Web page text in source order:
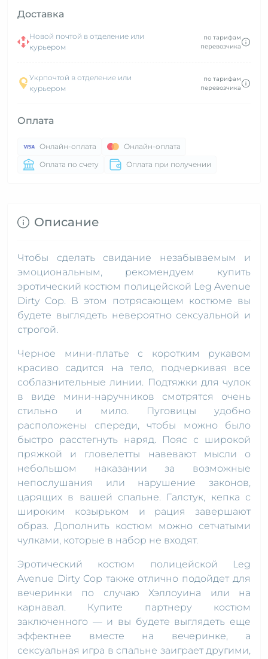
Доставка
Новой почтой в отделение или
курьером
по тарифам
перевозчика
Укрпочтой в отделение или
курьером
по тарифам
перевозчика
Оплата
Онлайн-оплата
Онлайн-оплата
Оплата по счету
Оплата при получении
Описание
Чтобы сделать свидание незабываемым и
эмоциональным, рекомендуем купить
эротический костюм полицейской Leg Avenue
Dirty Cop. В этом потрясающем костюме вы
будете выглядеть невероятно сексуальной и
строгой.
Черное мини-платье с коротким рукавом
красиво садится на тело, подчеркивая все
соблазнительные линии. Подтяжки для чулок
в виде мини-наручников смотрятся очень
стильно и мило. Пуговицы удобно
расположены спереди, чтобы можно было
быстро расстегнуть наряд. Пояс с широкой
пряжкой и гловелетты навевают мысли о
небольшом наказании за возможные
непослушания или нарушение законов,
царящих в вашей спальне. Галстук, кепка с
широким козырьком и рация завершают
образ. Дополнить костюм можно сетчатыми
чулками, которые в набор не входят.
Эротический костюм полицейской Leg
Avenue Dirty Cop также отлично подойдет для
вечеринки по случаю Хэллоуина или на
карнавал. Купите партнеру костюм
заключенного — и вы будете выглядеть еще
эффектнее вместе на вечеринке, а
сексуальная игра в спальне заиграет другими,